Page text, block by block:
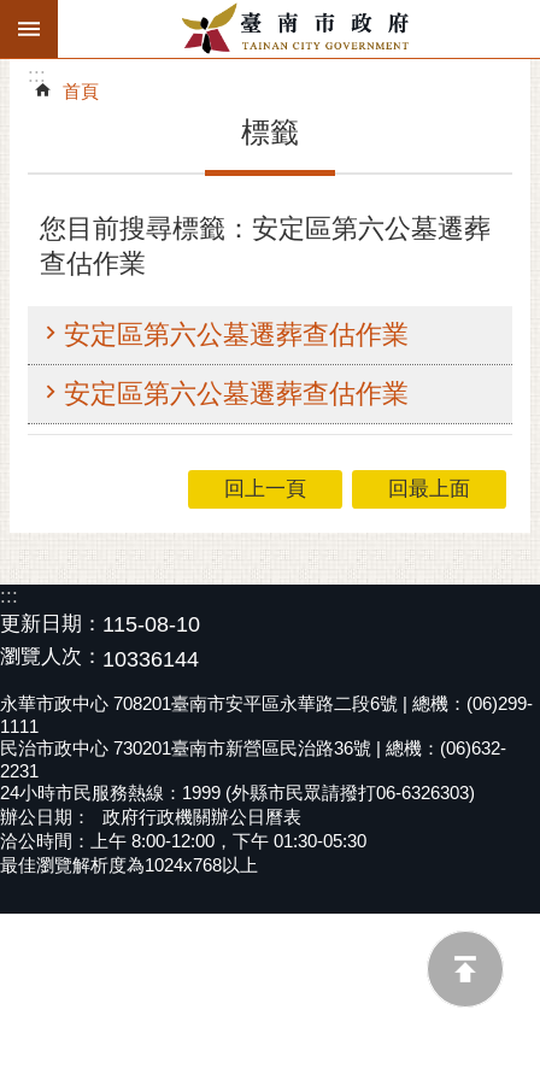
跳到主要內容區塊
搜
階
精彩府城
市府動態
市府團隊
主題服務
黃
哲
光
花
泉
桐
花
祭
網
:::
:::
首頁
標籤
您目前搜尋標籤：安定區第六公墓遷葬
查估作業
安定區第六公墓遷葬查估作業
安定區第六公墓遷葬查估作業
回上一頁 回最上面
:::
更新日期： 115-08-10
瀏覽人次： 10336144
永華市政中心 708201臺南市安平區永華路二段6號 | 總機：(06)299-
1111
民治市政中心 730201臺南市新營區民治路36號 | 總機：(06)632-
2231
24小時市民服務熱線：1999 (外縣市民眾請撥打06-6326303)
辦公日期：
政府行政機關辦公日曆表
洽公時間：上午 8:00-12:00，下午 01:30-05:30
最佳瀏覽解析度為1024x768以上